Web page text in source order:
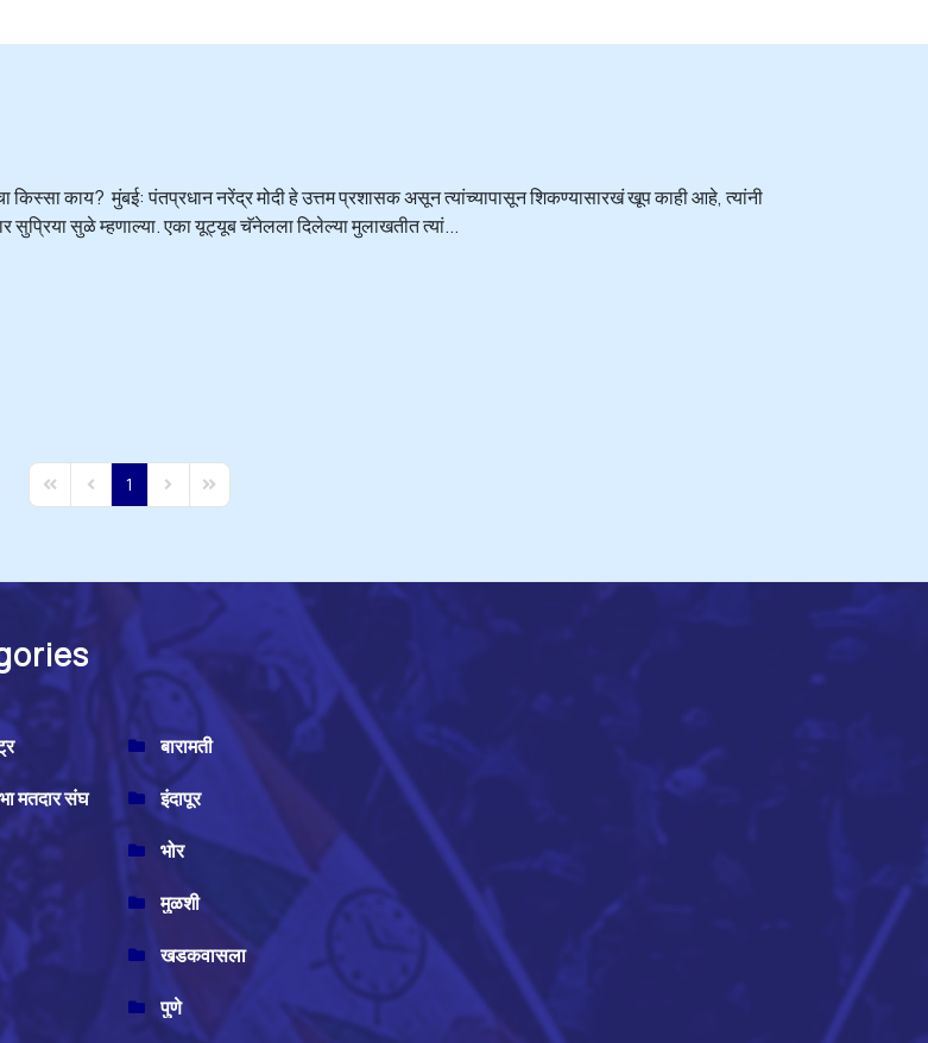
किस्सा काय? मुंबई: पंतप्रधान नरेंद्र मोदी हे उत्तम प्रशासक असून त्यांच्यापासून शिकण्यासारखं खूप काही आहे, त्यांनी
सुळे म्हणाल्या. एका यूट्यूब चॅनेलला दिलेल्या मुलाखतीत त्यां...
First PagePrevious Page
1 Next PageLast Page
बारामती
मतदार संघ
इंदापूर
भोर
मुळशी
खडकवासला
पुणे